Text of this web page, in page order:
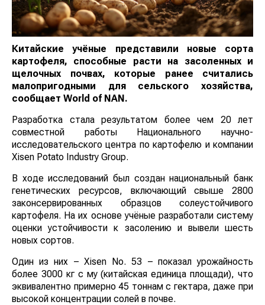
Китайские учёные представили новые сорта
картофеля, способные расти на засоленных и
щелочных почвах, которые ранее считались
малопригодными для сельского хозяйства,
сообщает World of NAN.
Разработка стала результатом более чем 20 лет
совместной работы Национального научно-
исследовательского центра по картофелю и компании
Xisen Potato Industry Group.
В ходе исследований был создан национальный банк
генетических ресурсов, включающий свыше 2800
законсервированных образцов солеустойчивого
картофеля. На их основе учёные разработали систему
оценки устойчивости к засолению и вывели шесть
новых сортов.
Один из них – Xisen No. 53 – показал урожайность
более 3000 кг с му (китайская единица площади), что
эквивалентно примерно 45 тоннам с гектара, даже при
высокой концентрации солей в почве.